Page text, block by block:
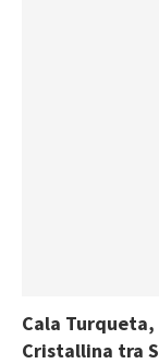
Cala
Cristallina tra